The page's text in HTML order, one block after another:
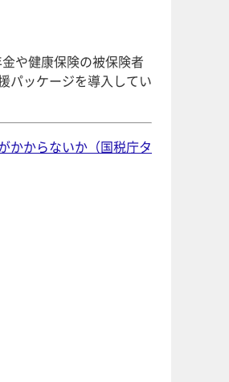
や健康保険の被保険者
パッケージを導入してい
かからないか（国税庁タ